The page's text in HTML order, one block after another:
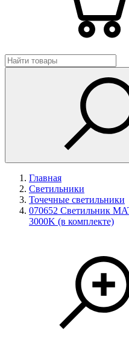
Главная
Светильники
Точечные светильники
070652 Светильник
3000K (в комплекте)